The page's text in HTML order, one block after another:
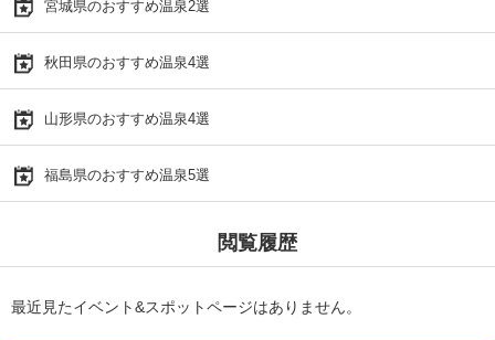
宮城県のおすすめ温泉2選
秋田県のおすすめ温泉4選
山形県のおすすめ温泉4選
福島県のおすすめ温泉5選
閲覧履歴
最近見たイベント&スポットページはありません。